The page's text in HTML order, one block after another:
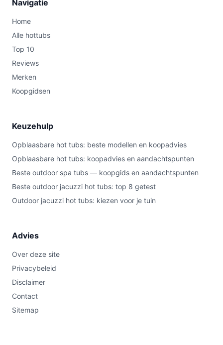
Navigatie
Home
Alle hottubs
Top 10
Reviews
Merken
Koopgidsen
Keuzehulp
Opblaasbare hot tubs: beste modellen en koopadvies
Opblaasbare hot tubs: koopadvies en aandachtspunten
Beste outdoor spa tubs — koopgids en aandachtspunten
Beste outdoor jacuzzi hot tubs: top 8 getest
Outdoor jacuzzi hot tubs: kiezen voor je tuin
Advies
Over deze site
Privacybeleid
Disclaimer
Contact
Sitemap